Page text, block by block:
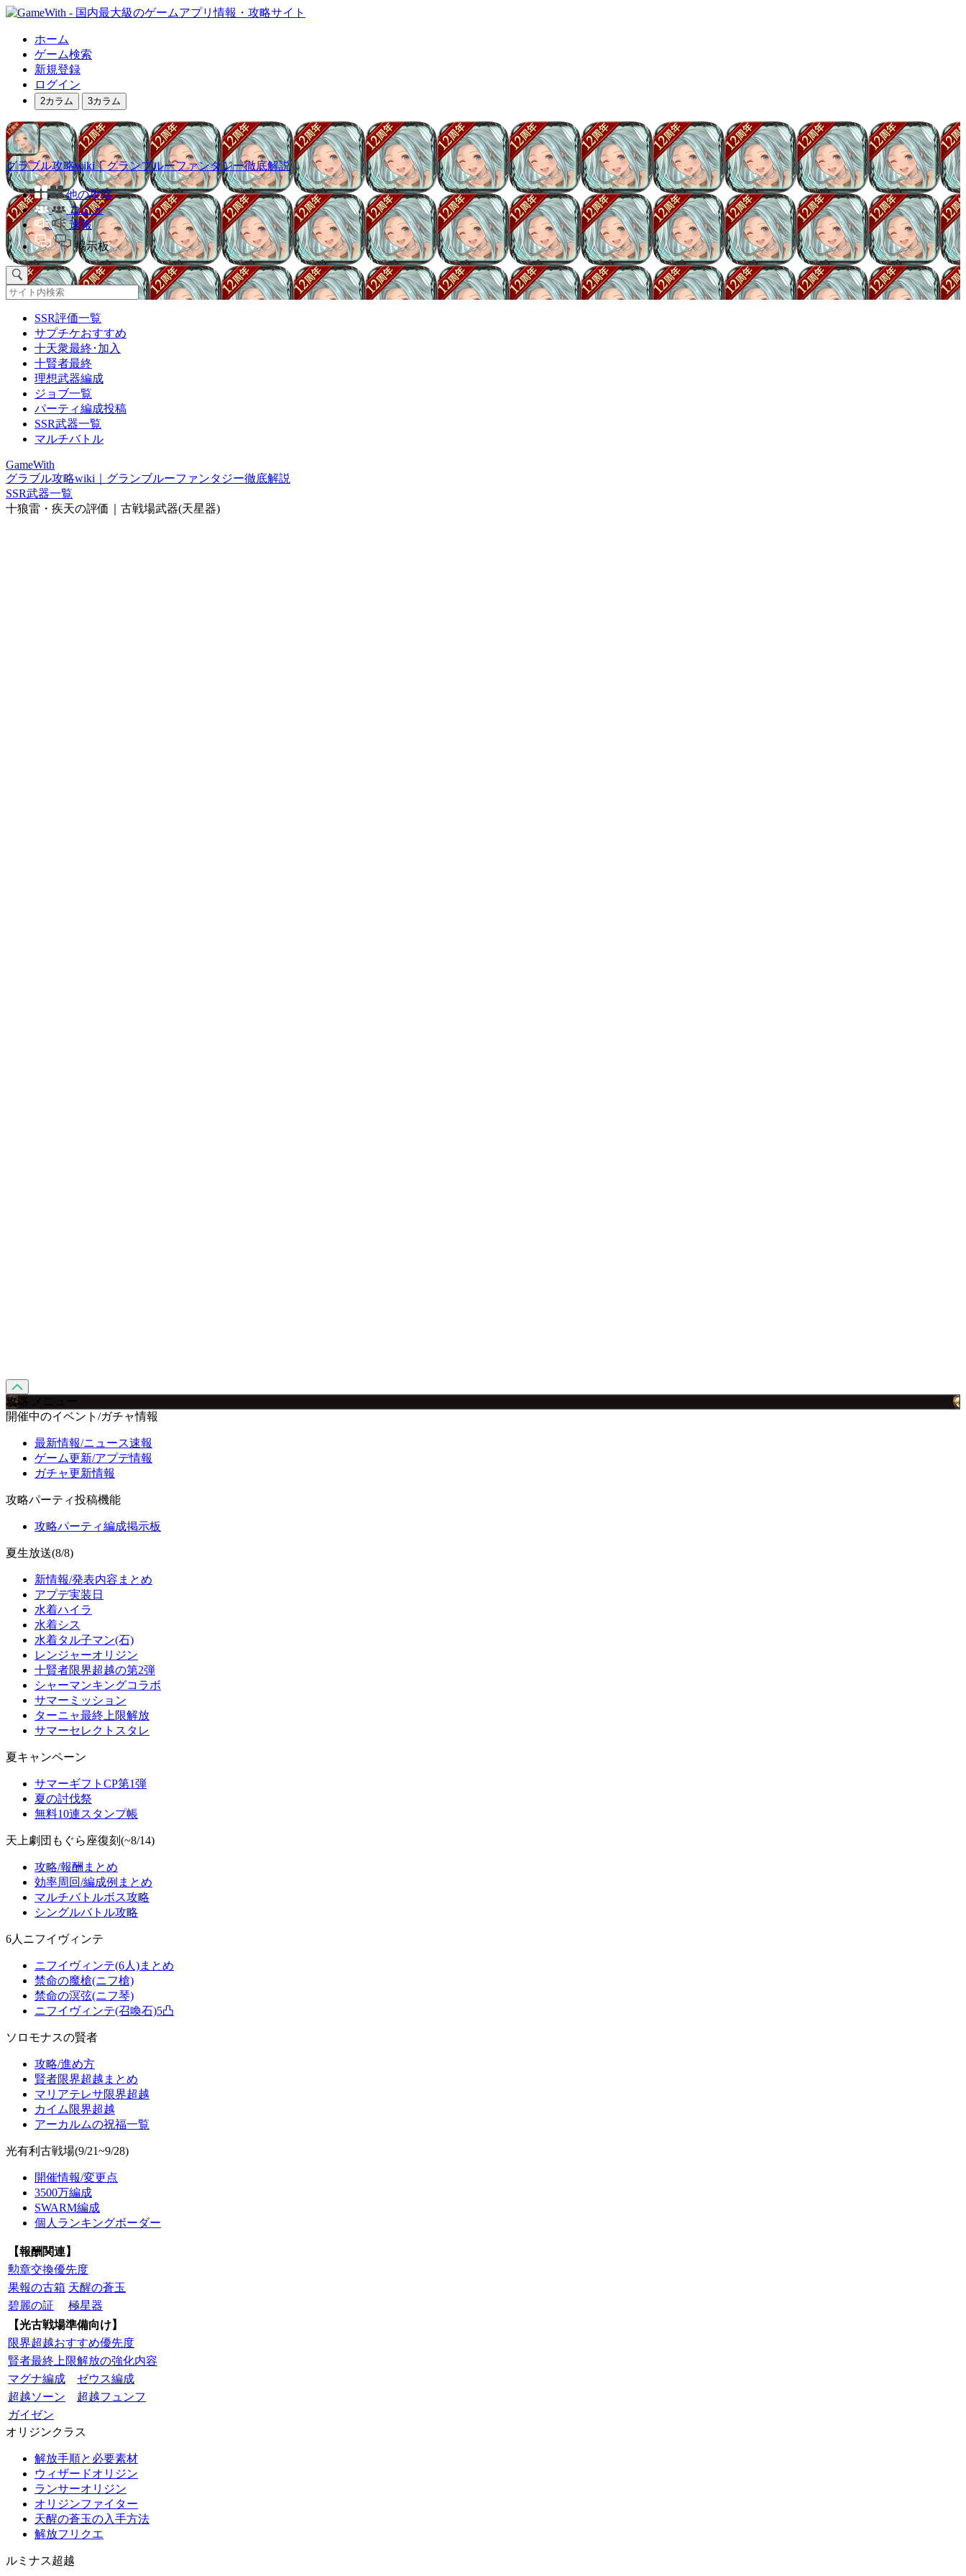
ホーム
ゲーム検索
新規登録
ログイン
2カラム 3カラム
グラブル攻略wiki｜グランブルーファンタジー徹底解説
他の攻略
コミュ
速報
掲示板
SSR評価一覧
サプチケおすすめ
十天衆最終･加入
十賢者最終
理想武器編成
ジョブ一覧
パーティ編成投稿
SSR武器一覧
マルチバトル
GameWith
グラブル攻略wiki｜グランブルーファンタジー徹底解説
SSR武器一覧
十狼雷・疾天の評価｜古戦場武器(天星器)
攻略 メニュー
開催中のイベント/ガチャ情報
最新情報/ニュース速報
ゲーム更新/アプデ情報
ガチャ更新情報
攻略パーティ投稿機能
攻略パーティ編成掲示板
夏生放送(8/8)
新情報/発表内容まとめ
アプデ実装日
水着ハイラ
水着シス
水着タル子マン(石)
レンジャーオリジン
十賢者限界超越の第2弾
シャーマンキングコラボ
サマーミッション
ターニャ最終上限解放
サマーセレクトスタレ
夏キャンペーン
サマーギフトCP第1弾
夏の討伐祭
無料10連スタンプ帳
天上劇団もぐら座復刻(~8/14)
攻略/報酬まとめ
効率周回/編成例まとめ
マルチバトルボス攻略
シングルバトル攻略
6人ニフイヴィンテ
ニフイヴィンテ(6人)まとめ
禁命の魔槍(ニフ槍)
禁命の溟弦(ニフ琴)
ニフイヴィンテ(召喚石)5凸
ソロモナスの賢者
攻略/進め方
賢者限界超越まとめ
マリアテレサ限界超越
カイム限界超越
アーカルムの祝福一覧
光有利古戦場(9/21~9/28)
開催情報/変更点
3500万編成
SWARM編成
個人ランキングボーダー
【報酬関連】
勲章交換優先度
果報の古箱 天醒の蒼玉
碧麗の証
極星器
【光古戦場準備向け】
限界超越おすすめ優先度
賢者最終上限解放の強化内容
マグナ編成
ゼウス編成
超越ソーン
超越フュンフ
ガイゼン
オリジンクラス
解放手順と必要素材
ウィザードオリジン
ランサーオリジン
オリジンファイター
天醒の蒼玉の入手方法
解放フリクエ
ルミナス超越